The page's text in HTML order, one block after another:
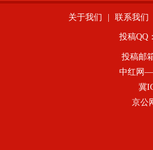
关于我们 联系我们
投稿QQ
投稿邮
中红网—
冀
京公